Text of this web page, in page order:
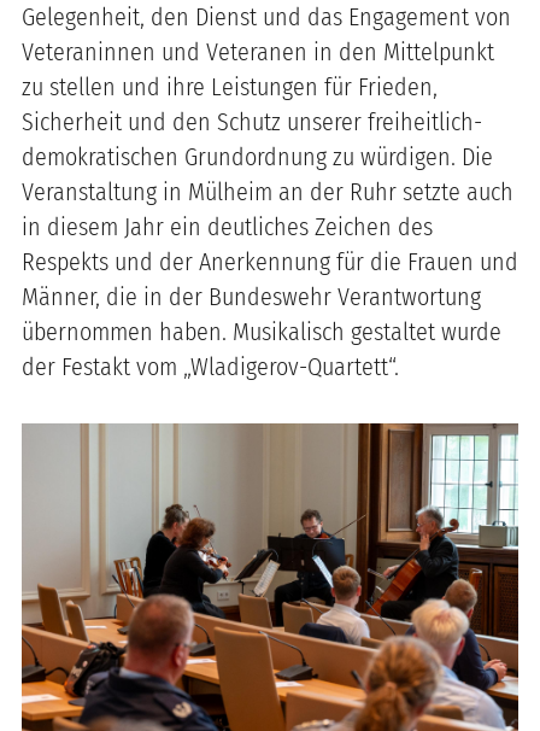
Gelegenheit, den Dienst und das Engagement von
Veteraninnen und Veteranen in den Mittelpunkt
zu stellen und ihre Leistungen für Frieden,
Sicherheit und den Schutz unserer freiheitlich-
demokratischen Grundordnung zu würdigen. Die
Veranstaltung in Mülheim an der Ruhr setzte auch
in diesem Jahr ein deutliches Zeichen des
Respekts und der Anerkennung für die Frauen und
Männer, die in der Bundeswehr Verantwortung
übernommen haben. Musikalisch gestaltet wurde
der Festakt vom „Wladigerov-Quartett“.